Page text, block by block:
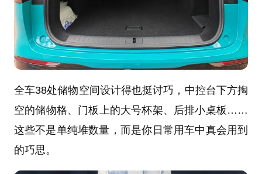
全车38处储物空间设计得也挺讨巧，中控台下方掏
空的储物格、门板上的大号杯架、后排小桌板……
这些不是单纯堆数量，而是你日常用车中真会用到
的巧思。